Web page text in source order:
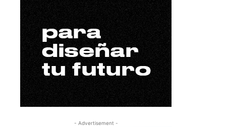
- Advertisement -